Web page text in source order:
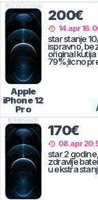
#g2yg3mx4pp
Apple
iPhone 12
Pro
200€
14.apr
star stanje
ispravno,
original kutija
79%;licno
#j3sbfwtx0h
170€
08.apr
star 2
zdravlje
u ekstra